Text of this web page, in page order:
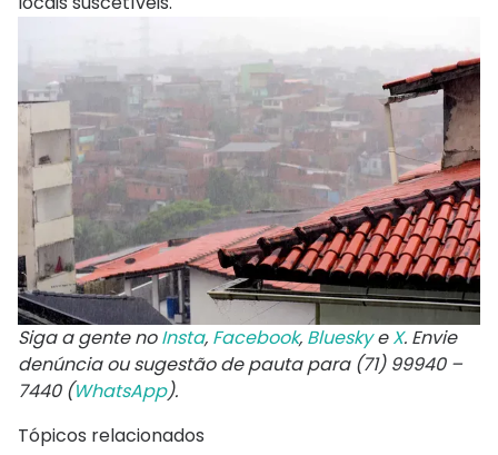
Siga a gente noInsta, Facebook, BlueskyeX. Envie
denúncia ou sugestão de pauta para (71) 99940 –
7440 (WhatsApp).
Tópicos relacionados